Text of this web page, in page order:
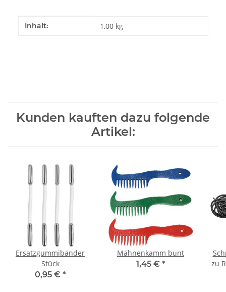
Produkteigenschaft
Wert
Inhalt: 1,00 kg
Kunden kauften dazu folgende
Artikel:
Ersatzgummibänder
Stück
0,95 € *
Mähnenkamm bunt
1,45 € *
zu